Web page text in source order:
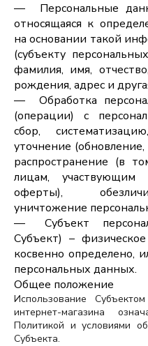
Персональные
относящаяся к
на основании такой
(субъекту
фамилия, имя,
рождения, адрес и
Обработка
(операции) с
сбор,
уточнение
распространение (в
лицам, участвующим
оферты),
уничтожение
Субъект
Субъект) –
косвенно определено,
персональных данных.
Общее положение
Использование
интернет-магазина
Политикой и условиями
Субъекта.